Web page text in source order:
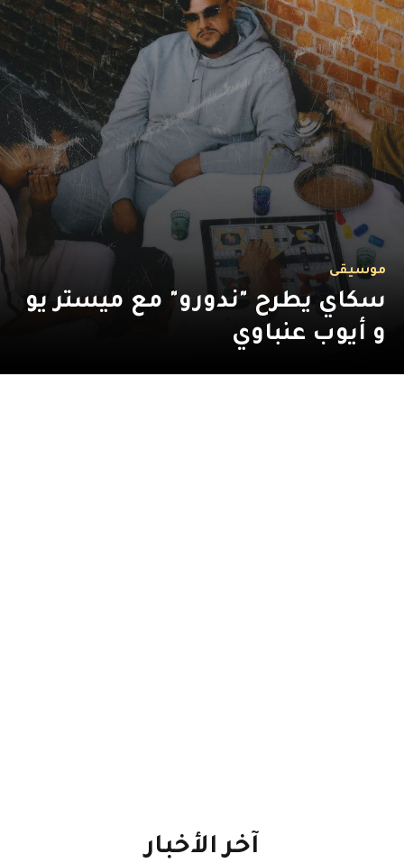
موسيقى
سكاي يطرح "ندورو" مع ميستر يو
و أيوب عنباوي
آخر الأخبار